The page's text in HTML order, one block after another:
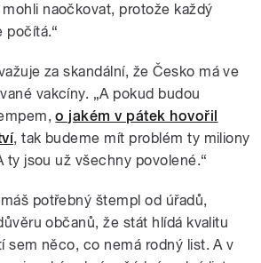
naočkovat, protože každý
počítá.“
za skandální, že Česko má ve
vakcíny. „A pokud budou
o jakém v pátek hovořil
, tak budeme mít problém ty miliony
ty jsou už všechny povolené.“
potřebný štempl od úřadů,
občanů, že stát hlídá kvalitu
sem něco, co nemá rodný list. A v